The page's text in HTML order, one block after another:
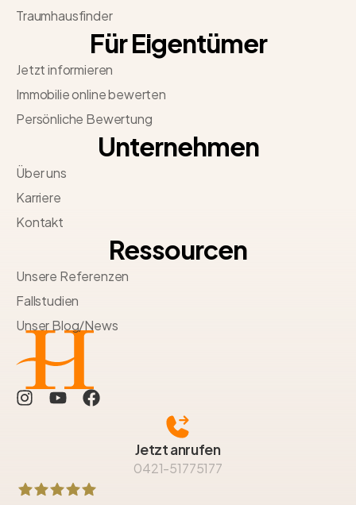
Jetzt anrufen
0421-51775177
Traumhausfinder
Für Eigentümer
Jetzt informieren
Immobilie online bewerten
Persönliche Bewertung
Unternehmen
Über uns
Karriere
Kontakt
Ressourcen
Unsere Referenzen
Fallstudien
Unser Blog/News